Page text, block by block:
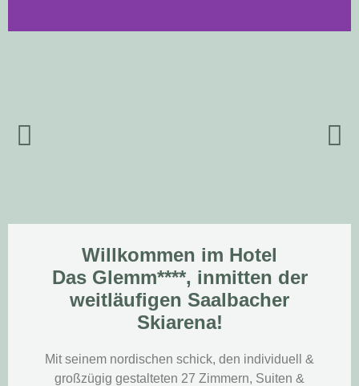
Willkommen im Hotel
Das Glemm****, inmitten der
weitläufigen Saalbacher
Skiarena!
Mit seinem nordischen schick, den individuell &
großzügig gestalteten 27 Zimmern, Suiten &